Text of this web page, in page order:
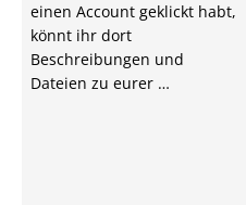
einen Account geklickt habt,
könnt ihr dort
Beschreibungen und
Dateien zu eurer …